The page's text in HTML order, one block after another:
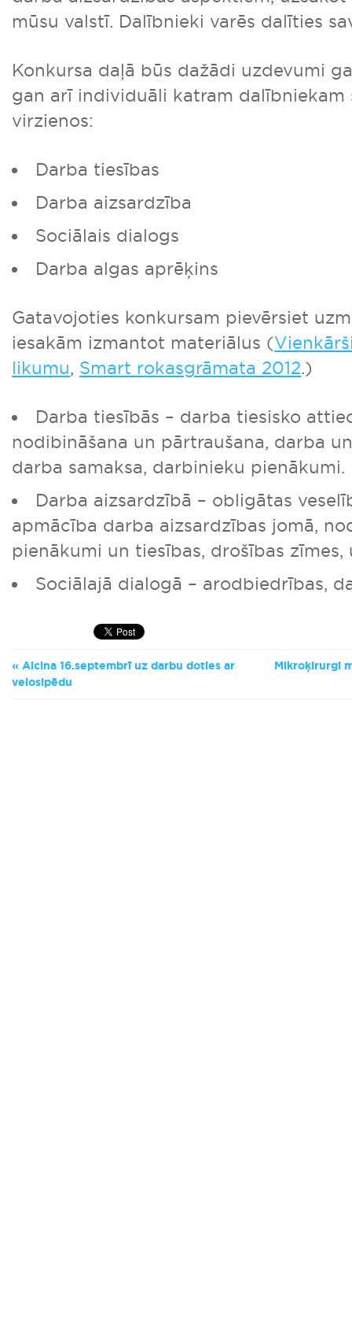
mūsu valstī. Dalībnieki varēs dalīties
Konkursa daļā būs dažādi uzdevumi
gan arī individuāli katram dalībniekam
virzienos:
Darba tiesības
Darba aizsardzība
Sociālais dialogs
Darba algas aprēķins
Gatavojoties konkursam pievērsiet
iesakām izmantot materiālus (
likumu, Smart rokasgrāmata 2012.)
Darba tiesībās – darba tiesisko
nodibināšana un pārtraušana, darba
darba samaksa, darbinieku pienākumi.
Darba aizsardzībā – obligātas
apmācība darba aizsardzības jomā,
pienākumi un tiesības, drošības zīmes,
Sociālajā dialogā – arodbiedrības,
Aicina 16.septembrī uz darbu doties ar
velosipēdu
Mikroķirurgi